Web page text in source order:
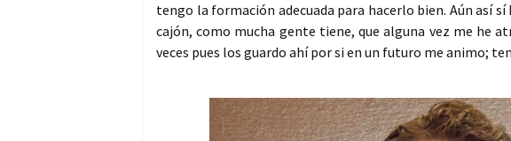
tengo la formación adecuada para hacerlo bien. Aún así
cajón, como mucha gente tiene, que alguna vez me he
veces pues los guardo ahí por si en un futuro me animo;